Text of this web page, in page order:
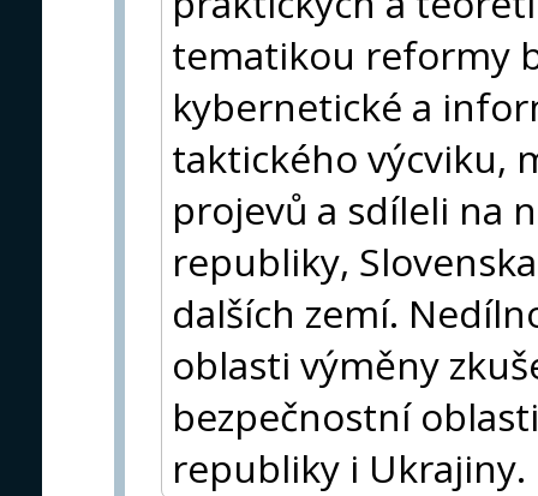
tematikou reformy
kybernetické a
taktického výcviku,
projevů a sdíleli na
republiky,
dalších zemí.
oblasti výměny
bezpečnostní
republiky i Ukrajiny.